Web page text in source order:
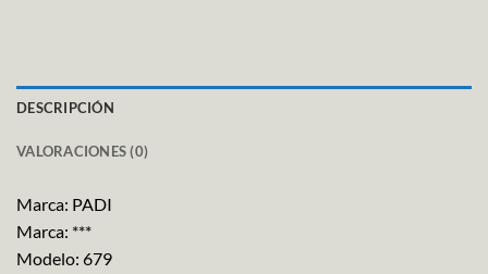
DESCRIPCIÓN
VALORACIONES (0)
Marca: PADI
Marca: ***
Modelo: 679